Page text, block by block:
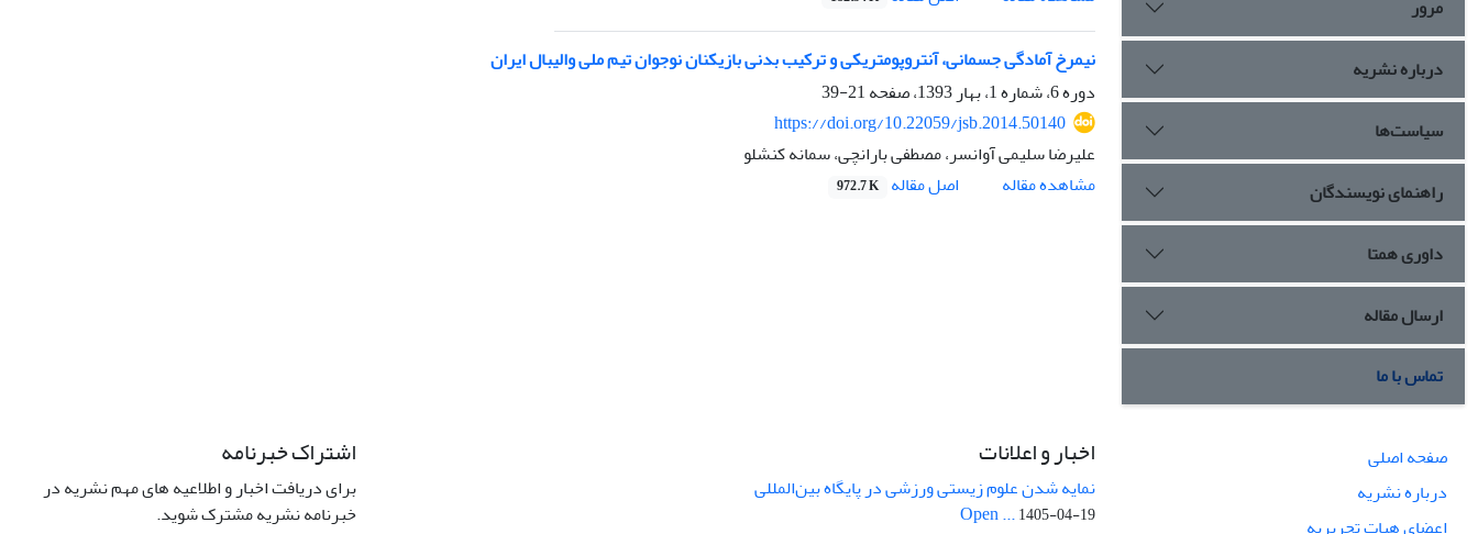
نیمرخ آمادگی جسمانی، آنتروپومتریکی و ترکیب بدنی بازیکنان نوجوان تیم ملی والیبال ایران
دوره 6، شماره 1، بهار 1393، صفحه
21-39
https://doi.org/10.22059/jsb.2014.50140
علیرضا سلیمی آوانسر، مصطفی بارانچی، سمانه کنشلو
مشاهده مقاله
اصل مقاله 972.7 K
مرور
درباره نشریه
سیاست‌ها
راهنمای نویسندگان
داوری همتا
ارسال مقاله
تماس با ما
صفحه اصلی
درباره نشریه
اعضای هیات تحریریه
اخبار و اعلانات
نمایه شدن علوم زیستی ورزشی در پایگاه بین‌المللی
Open ...1405-04-19
اشتراک خبرنامه
برای دریافت اخبار و اطلاعیه های مهم نشریه در
خبرنامه نشریه مشترک شوید.